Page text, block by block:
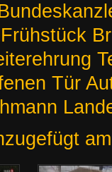
Frühstück
Tür
am